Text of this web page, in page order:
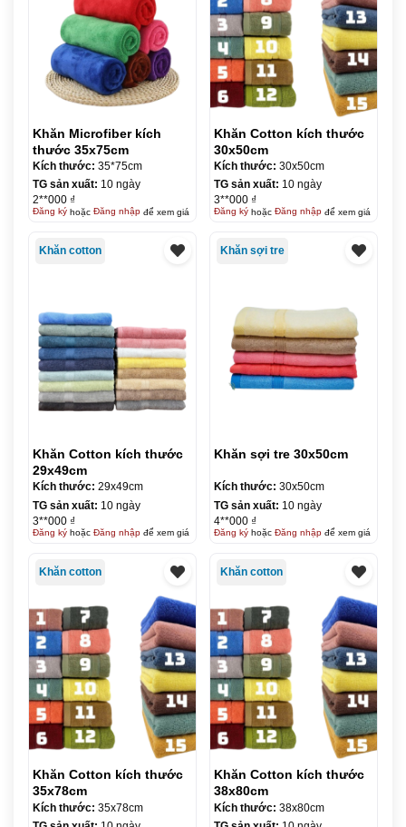
Khăn Microfiber kích
thước 35x75cm
Kích thước: 35*75cm
TG sản xuất: 10 ngày
2**000 ₫
Đăng kýhoặc Đăng nhậpđể xem giá
Khăn Cotton kích thước
30x50cm
Kích thước: 30x50cm
TG sản xuất: 10 ngày
3**000 ₫
Đăng kýhoặc Đăng nhậpđể xem giá
Khăn cotton
Khăn Cotton kích thước
29x49cm
Kích thước: 29x49cm
TG sản xuất: 10 ngày
3**000 ₫
Đăng kýhoặc Đăng nhậpđể xem giá
Khăn sợi tre
Khăn sợi tre 30x50cm
Kích thước: 30x50cm
TG sản xuất: 10 ngày
4**000 ₫
Đăng kýhoặc Đăng nhậpđể xem giá
Khăn cotton
Khăn Cotton kích thước
35x78cm
Kích thước: 35x78cm
Khăn cotton
Khăn Cotton kích thước
38x80cm
Kích thước: 38x80cm